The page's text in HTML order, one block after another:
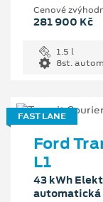
Cenové
281 900 Kč
1.5 l
8st.
FAST LANE
Ford
L1
43 kWh
automatická